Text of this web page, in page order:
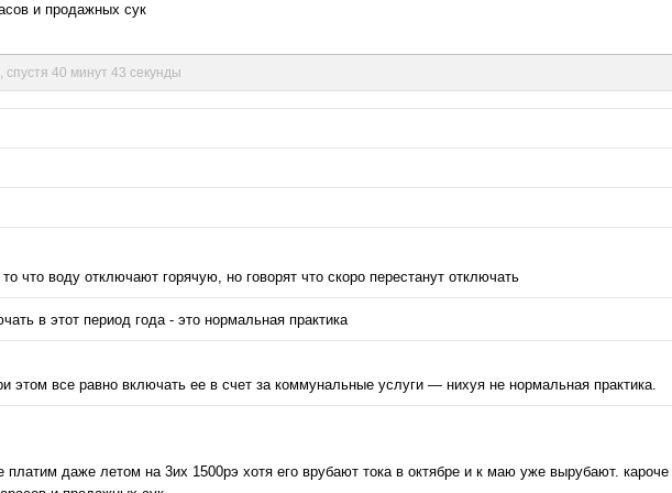
и продажных сук
, спустя 40 минут 43 секунды
что воду отключают горячую, но говорят что скоро перестанут отключать
в этот период года - это нормальная практика
этом все равно включать ее в счет за коммунальные услуги — нихуя не нормальная практика.
платим даже летом на 3их 1500рэ хотя его врубают тока в октябре и к маю уже вырубают.